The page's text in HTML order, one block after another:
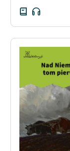
Deklaracja